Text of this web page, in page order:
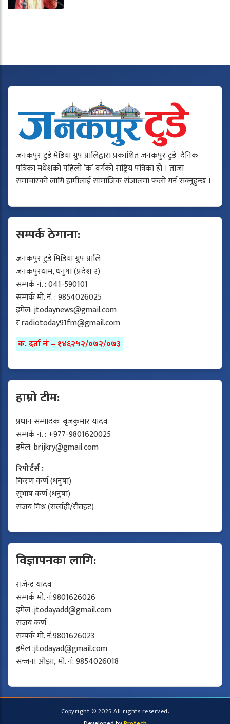
जनकपुर टुडे मेडिया ग्रुप प्रालिद्वारा प्रकाशित जनकपुर टुडे दैनिक
पत्रिका मधेशको पहिलो ‘क’ वर्गको राष्ट्रिय पत्रिका हो । ताजा
समाचारको लागि हामीलाई सामाजिक संजालमा फलो गर्न सक्नुहुन्छ ।
सम्पर्क ठेगाना:
जनकपुर टुडे मिडिया ग्रुप प्रालि
जनकपुरधाम, धनुषा (प्रदेश २)
सम्पर्क नं. : 041-590101
सम्पर्क मो. नं. : 9854026025
इमेल:jtodaynews@gmail.com
रradiotoday91fm@gmail.com
क. दर्ता नंः – १४६२५२/०७२/०७३
हाम्रो टीम:
प्रधान सम्पादकः बृजकुमार यादव
सम्पर्क नं. : +977-9801620025
इमेल:brijkry@gmail.com
रिपोर्टर्स :
किरण कर्ण (धनुषा)
सुभाष कर्ण (धनुषा)
संजय मिश्र (सर्लाही/रौतहट)
विज्ञापनका लागि:
राजेन्द्र यादव
सम्पर्क मो. नं:9801626026
इमेल :jtodayadd@gmail.com
संजय कर्ण
सम्पर्क मो. नं:9801626023
इमेल :jtodayad@gmail.com
सन्जना ओझा, मो. नं: 9854026018
Copyright © 2025 All rights reserved.